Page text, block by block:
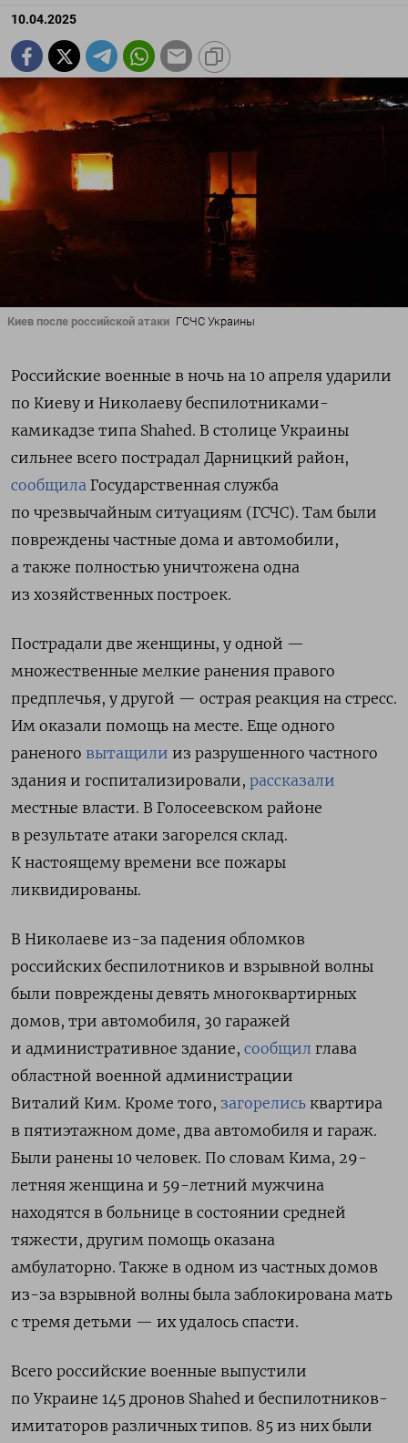
10.04.2025
Киев после российской атаки ГСЧС Украины
Российские военные в ночь на 10 апреля ударили
по Киеву и Николаеву беспилотниками-
камикадзе типа Shahed. В столице Украины
сильнее всего пострадал Дарницкий район,
сообщила Государственная служба
по чрезвычайным ситуациям (ГСЧС). Там были
повреждены частные дома и автомобили,
а также полностью уничтожена одна
из хозяйственных построек.
Пострадали две женщины, у одной —
множественные мелкие ранения правого
предплечья, у другой — острая реакция на стресс.
Им оказали помощь на месте. Еще одного
раненого вытащили из разрушенного частного
здания и госпитализировали, рассказали
местные власти. В Голосеевском районе
в результате атаки загорелся склад.
К настоящему времени все пожары
ликвидированы.
В Николаеве из-за падения обломков
российских беспилотников и взрывной волны
были повреждены девять многоквартирных
домов, три автомобиля, 30 гаражей
и административное здание, сообщил глава
областной военной администрации
Виталий Ким. Кроме того, загорелись квартира
в пятиэтажном доме, два автомобиля и гараж.
Были ранены 10 человек. По словам Кима, 29-
летняя женщина и 59-летний мужчина
находятся в больнице в состоянии средней
тяжести, другим помощь оказана
амбулаторно. Также в одном из частных домов
из-за взрывной волны была заблокирована мать
с тремя детьми — их удалось спасти.
Всего российские военные выпустили
по Украине 145 дронов Shahed и беспилотников-
имитаторов различных типов. 85 из них были